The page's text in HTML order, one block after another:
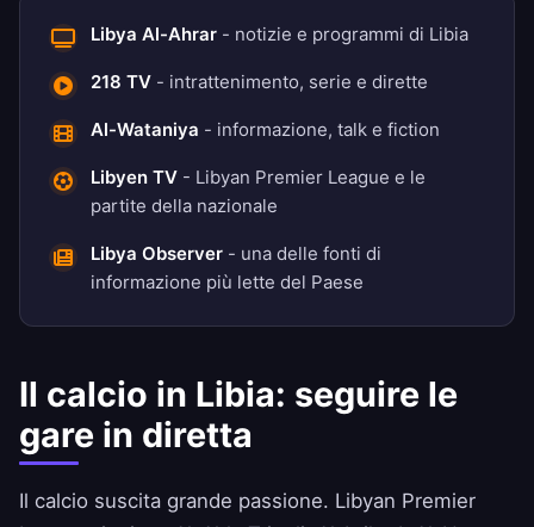
Libya Al-Ahrar - notizie e programmi di Libia
218 TV - intrattenimento, serie e dirette
Al-Wataniya - informazione, talk e fiction
Libyen TV - Libyan Premier League e le
partite della nazionale
Libya Observer - una delle fonti di
informazione più lette del Paese
Il calcio in Libia: seguire le
gare in diretta
Il calcio suscita grande passione. Libyan Premier